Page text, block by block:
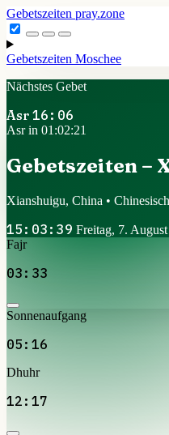
Gebetszeiten pray.zone
Gebetszeiten Moschee
Nächstes Gebet
Asr 16:06
Asr in 01:02:20
Gebetszeiten –
Xianshuigu, China •
15:03:40 Freitag, 7.
Fajr
03:33
Sonnenaufgang
05:16
Dhuhr
12:17